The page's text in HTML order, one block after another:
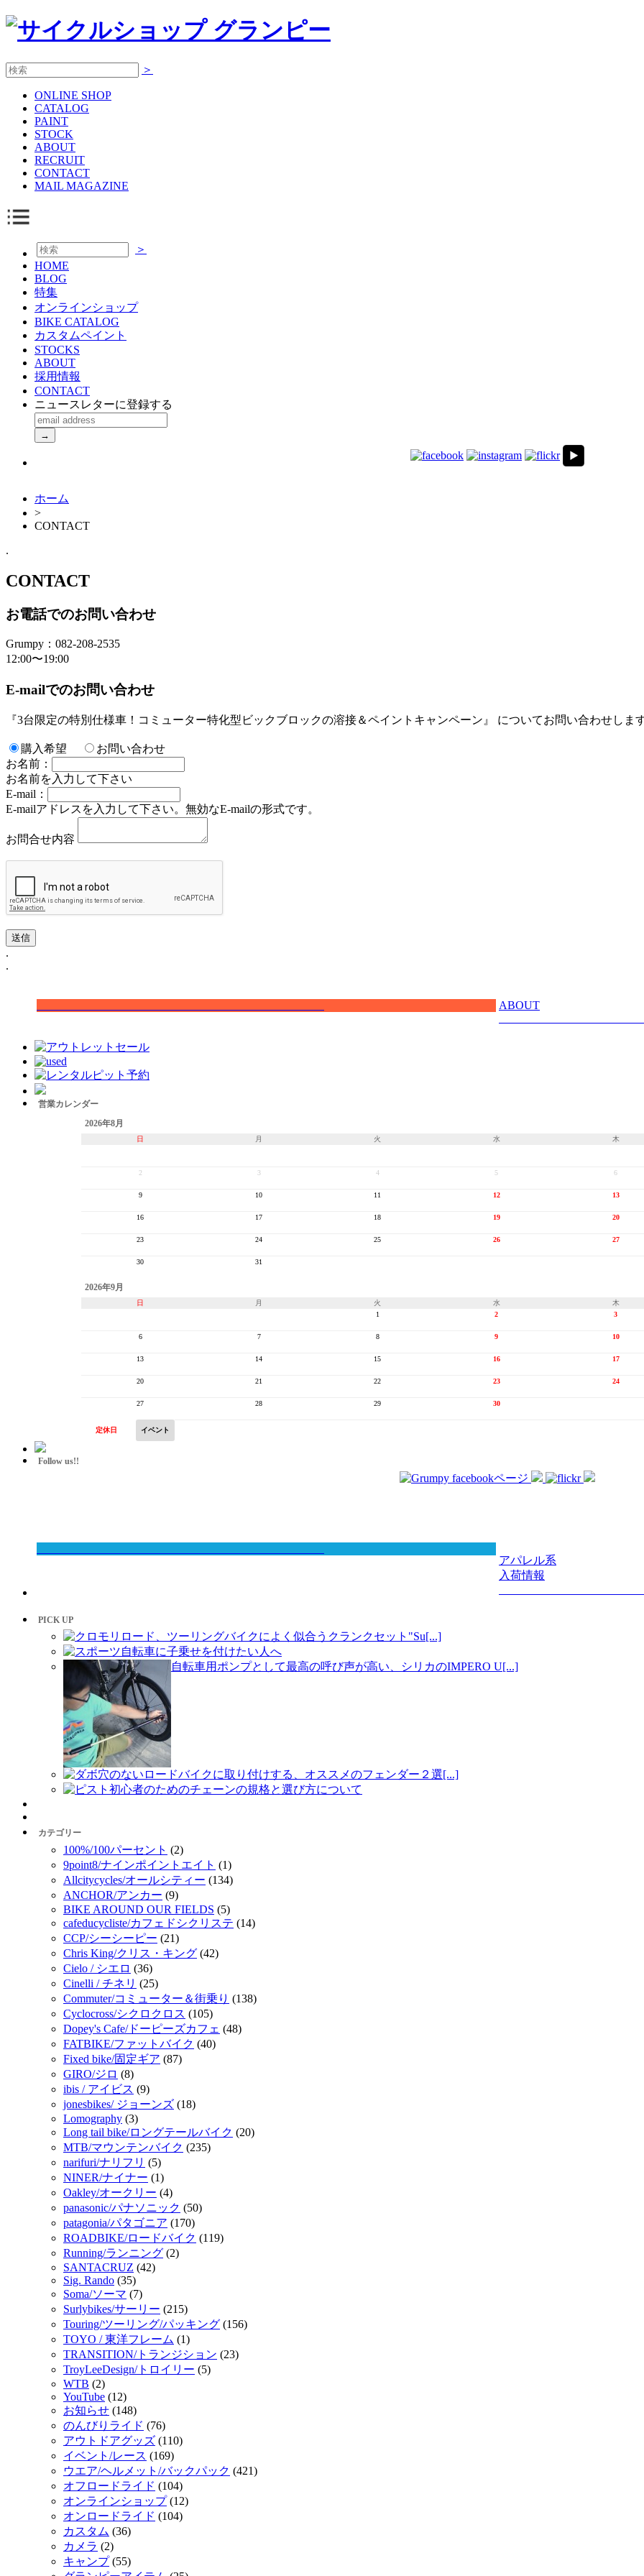
＞
ONLINE SHOP
CATALOG
PAINT
STOCK
ABOUT
RECRUIT
CONTACT
MAIL MAGAZINE
＞
HOME
BLOG
特集
オンラインショップ
BIKE CATALOG
カスタムペイント
STOCKS
ABOUT
採用情報
CONTACT
ニュースレターに登録する
ホーム
>
CONTACT
.
CONTACT
お電話でのお問い合わせ
Grumpy：082-208-2535
12:00〜19:00
E-mailでのお問い合わせ
『3台限定の特別仕様車！コミューター特化型ビックブロックの溶接＆ペイントキャンペーン』 についてお問い合わせしま
購入希望
お問い合わせ
お名前：
お名前を入力して下さい
E-mail：
E-mailアドレスを入力して下さい。 無効なE-mailの形式です。
お問合せ内容
.
.
ABOUT
営業カレンダー
2026年8月
日 月 火 水 木
2 3 4 5 6
9 10 11 12 13
16 17 18 19 20
23 24 25 26 27
30 31
2026年9月
日 月 火 水 木
1
2 3
6 7 8 9 10
13 14 15 16 17
20 21 22 23 24
27 28 29 30
定休日 イベント
Follow us!!
アパレル系
入荷情報
PICK UP
クロモリロード、ツーリングバイクによく似合うクランクセット"Su[...]
スポーツ自転車に子乗せを付けたい人へ
自転車用ポンプとして最高の呼び声が高い、シリカのIMPERO U[...]
ダボ穴のないロードバイクに取り付けする、オススメのフェンダー２選[...]
ピスト初心者のためのチェーンの規格と選び方について
カテゴリー
100%/100パーセント (2)
9point8/ナインポイントエイト (1)
Allcitycycles/オールシティー (134)
ANCHOR/アンカー (9)
BIKE AROUND OUR FIELDS (5)
cafeducycliste/カフェドシクリステ (14)
CCP/シーシーピー (21)
Chris King/クリス・キング (42)
Cielo / シエロ (36)
Cinelli / チネリ (25)
Commuter/コミューター＆街乗り (138)
Cyclocross/シクロクロス (105)
Dopey's Cafe/ドーピーズカフェ (48)
FATBIKE/ファットバイク (40)
Fixed bike/固定ギア (87)
GIRO/ジロ (8)
ibis / アイビス (9)
jonesbikes/ ジョーンズ (18)
Lomography (3)
Long tail bike/ロングテールバイク (20)
MTB/マウンテンバイク (235)
narifuri/ナリフリ (5)
NINER/ナイナー (1)
Oakley/オークリー (4)
panasonic/パナソニック (50)
patagonia/パタゴニア (170)
ROADBIKE/ロードバイク (119)
Running/ランニング (2)
SANTACRUZ (42)
Sig. Rando (35)
Soma/ソーマ (7)
Surlybikes/サーリー (215)
Touring/ツーリング/パッキング (156)
TOYO / 東洋フレーム (1)
TRANSITION/トランジション (23)
TroyLeeDesign/トロイリー (5)
WTB (2)
YouTube (12)
お知らせ (148)
のんびりライド (76)
アウトドアグッズ (110)
イベント/レース (169)
ウエア/ヘルメット/バックパック (421)
オフロードライド (104)
オンラインショップ(12)
オンロードライド (104)
カスタム (36)
カメラ (2)
キャンプ(55)